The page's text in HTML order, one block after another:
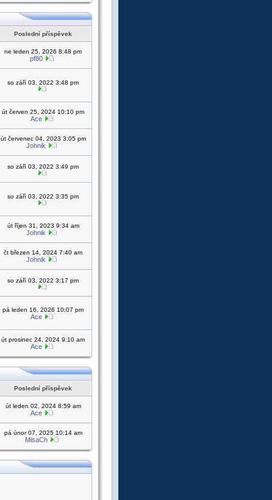
Poslední příspěvek
ne leden 25, 2026 8:48 pm
pf80
so září 03, 2022 3:48 pm
út červen 25, 2024 10:10 pm
Ace
út červenec 04, 2023 3:05 pm
Johnik
so září 03, 2022 3:49 pm
so září 03, 2022 3:35 pm
út říjen 31, 2023 9:34 am
Johnik
čt březen 14, 2024 7:40 am
Johnik
so září 03, 2022 3:17 pm
pá leden 16, 2026 10:07 pm
Ace
út prosinec 24, 2024 9:10 am
Ace
Poslední příspěvek
út leden 02, 2024 8:59 am
Ace
pá únor 07, 2025 10:14 am
MisaCh